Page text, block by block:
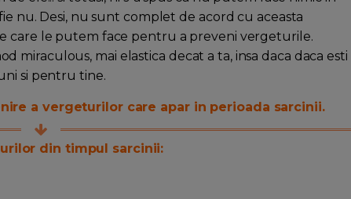
nu. Desi, nu sunt complet de acord cu aceasta
care le putem face pentru a preveni vergeturile.
miraculous, mai elastica decat a ta, insa daca daca esti
si pentru tine.
a vergeturilor care apar in perioada sarcinii.
din timpul sarcinii: